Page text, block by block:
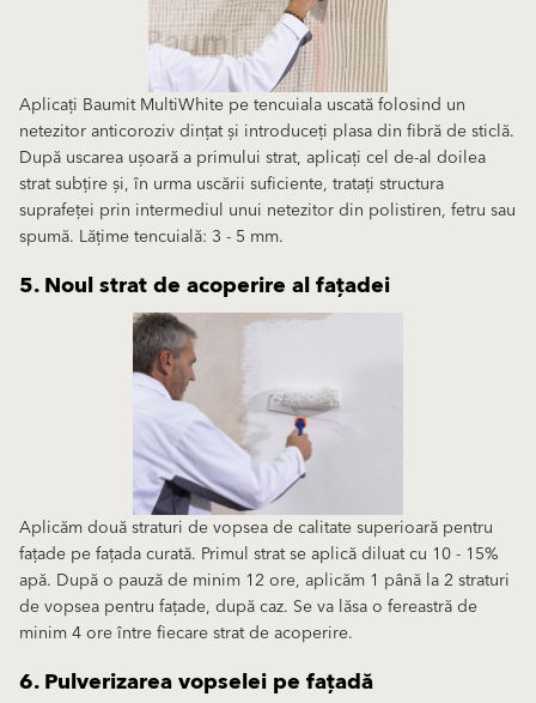
Aplicați Baumit MultiWhite pe tencuiala uscată folosind un
netezitor anticoroziv dințat și introduceți plasa din fibră de sticlă.
După uscarea ușoară a primului strat, aplicați cel de-al doilea
strat subțire și, în urma uscării suficiente, tratați structura
suprafeței prin intermediul unui netezitor din polistiren, fetru sau
spumă. Lățime tencuială: 3 - 5 mm.
5. Noul strat de acoperire al fațadei
Aplicăm două straturi de vopsea de calitate superioară pentru
fațade pe fațada curată. Primul strat se aplică diluat cu 10 - 15%
apă. După o pauză de minim 12 ore, aplicăm 1 până la 2 straturi
de vopsea pentru fațade, după caz. Se va lăsa o fereastră de
minim 4 ore între fiecare strat de acoperire.
6. Pulverizarea vopselei pe fațadă